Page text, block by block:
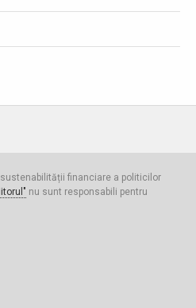
financiare a politicilor
nu sunt responsabili pentru